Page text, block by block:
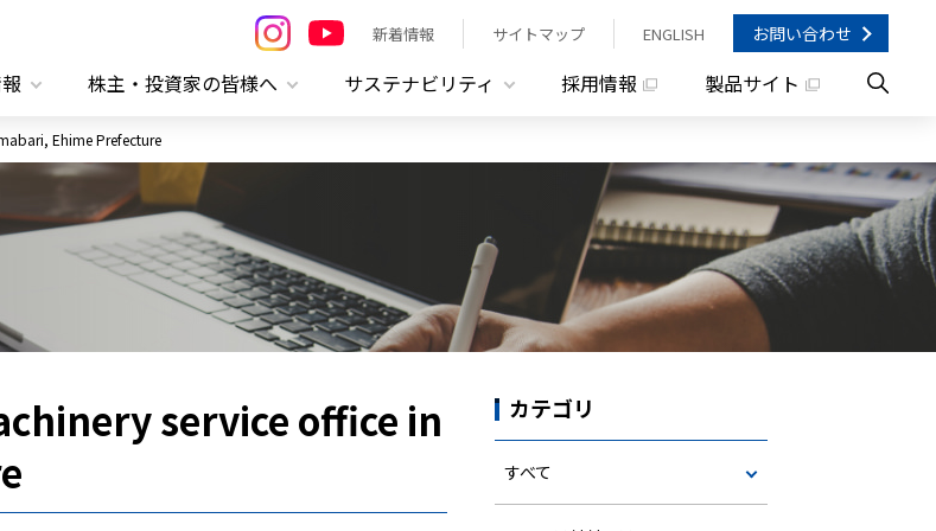
新着情報 サイトマップ ENGLISH お問い合わせ
株主・投資家の皆様へ サステナビリティ 採用情報 製品サイト
Ehime Prefecture
service office in
カテゴリ
すべて